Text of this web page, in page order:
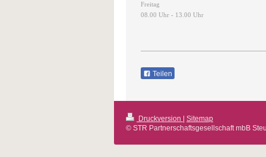
Freitag
08.00 Uhr - 13.00 Uhr
Teilen
Druckversion
Sitemap
© STR Partnerschaftsgesellschaft mbB